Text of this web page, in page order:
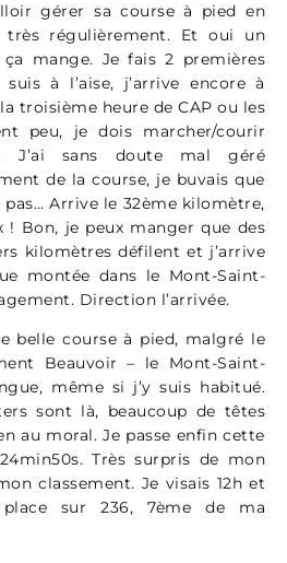
gérer sa course à pied en
très régulièrement. Et oui un
mange. Je fais 2 premières
à l’aise, j’arrive encore à
troisième heure de CAP ou les
peu, je dois marcher/courir
J’ai sans doute mal géré
de la course, je buvais que
pas… Arrive le 32ème kilomètre,
! Bon, je peux manger que des
kilomètres défilent et j’arrive
montée dans le Mont-Saint-
Direction l’arrivée.
belle course à pied, malgré le
Beauvoir – le Mont-Saint-
même si j’y suis habitué.
sont là, beaucoup de têtes
au moral. Je passe enfin cette
Très surpris de mon
classement. Je visais 12h et
sur 236, 7ème de ma